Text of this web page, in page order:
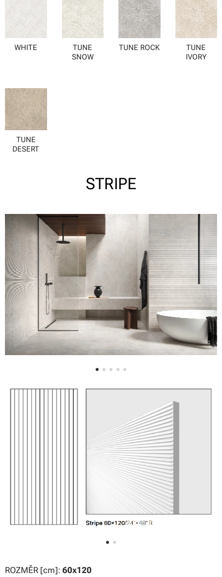
WHITE
TUNE
SNOW
TUNE ROCK
TUNE
IVORY
TUNE
DESERT
STRIPE
ROZMĚR [cm]: 60x120